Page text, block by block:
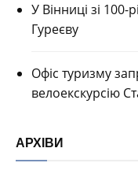
У Вінниці зі
Гуреєву
Офіс туризму
велоекскурсію
АРХІВИ